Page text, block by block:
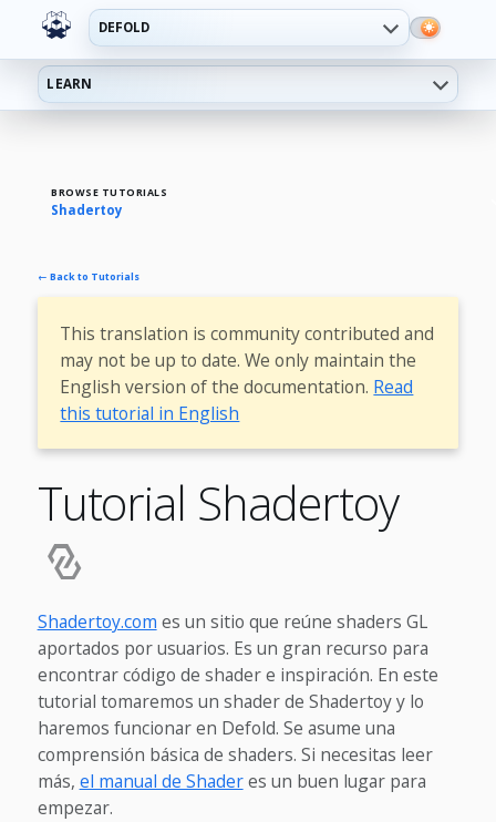
DEFOLD
LEARN
BROWSE TUTORIALS
Shadertoy
← Back to Tutorials
This translation is community contributed and
may not be up to date. We only maintain the
English version of the documentation. Read
this tutorial in English
Tutorial Shadertoy
Shadertoy.com es un sitio que reúne shaders GL
aportados por usuarios. Es un gran recurso para
encontrar código de shader e inspiración. En este
tutorial tomaremos un shader de Shadertoy y lo
haremos funcionar en Defold. Se asume una
comprensión básica de shaders. Si necesitas leer
más, el manual de Shaderes un buen lugar para
empezar.